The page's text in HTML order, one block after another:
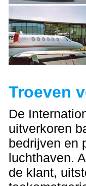
Troeven
De
uitverkoren
bedrijven en
luchthaven.
de klant,